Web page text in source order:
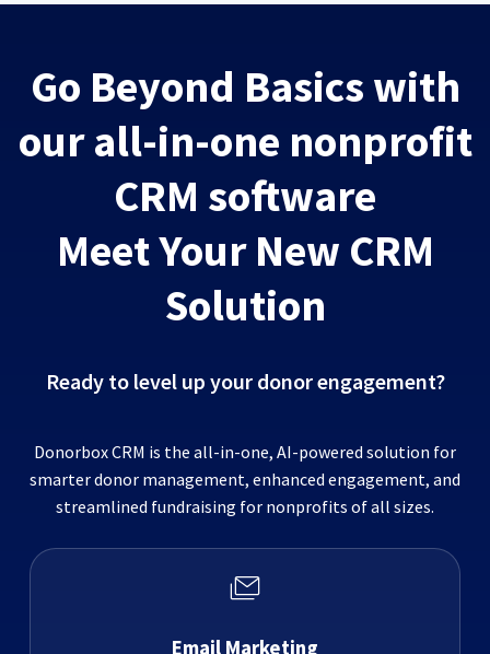
Go Beyond Basics with
our all-in-one nonprofit
CRM software
Meet Your New CRM
Solution
Ready to level up your donor engagement?
Donorbox CRM is the all-in-one, AI-powered solution for
smarter donor management, enhanced engagement, and
streamlined fundraising for nonprofits of all sizes.
Email Marketing